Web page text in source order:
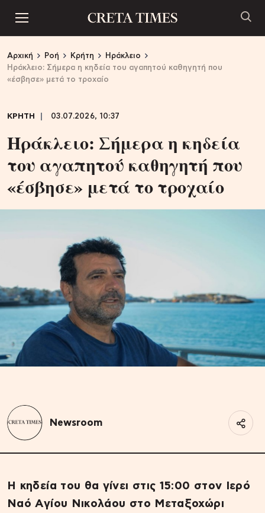
Αρχική Ροή Κρήτη
Ηράκλειο
Ηράκλειο: Σήμερα η κηδεία του αγαπητού καθηγητή που
«έσβησε» μετά το τροχαίο
ΚΡΗΤΗ 03.07.2026, 10:37
Ηράκλειο: Σήμερα η κηδεία
του αγαπητού καθηγητή που
«έσβησε» μετά το τροχαίο
Newsroom
Η κηδεία του θα γίνει στις 15:00 στον Ιερό
Ναό Αγίου Νικολάου στο Μεταξοχώρι